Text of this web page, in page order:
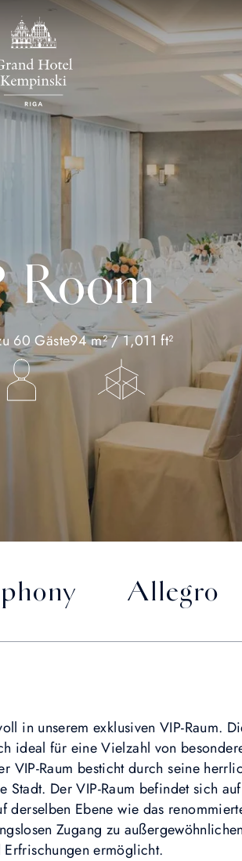
60 Gäste94 m² / 1,011 ft²
Allegro
in unserem exklusiven VIP-Raum.
ideal für eine Vielzahl von
Raum besticht durch seine
Der VIP-Raum befindet sich
Ebene wie das
Zugang zu
Erfrischungen ermöglicht.